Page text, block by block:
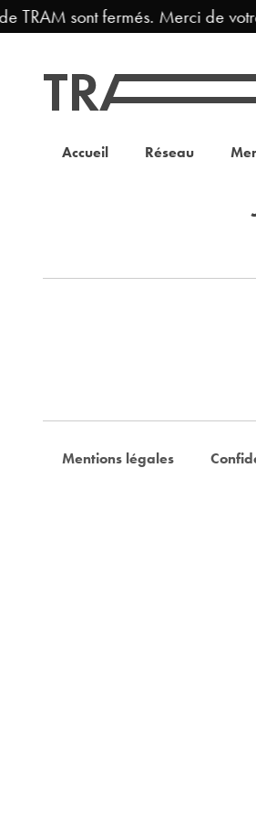
sont fermés. Merci de
Accueil Réseau
Mentions légales